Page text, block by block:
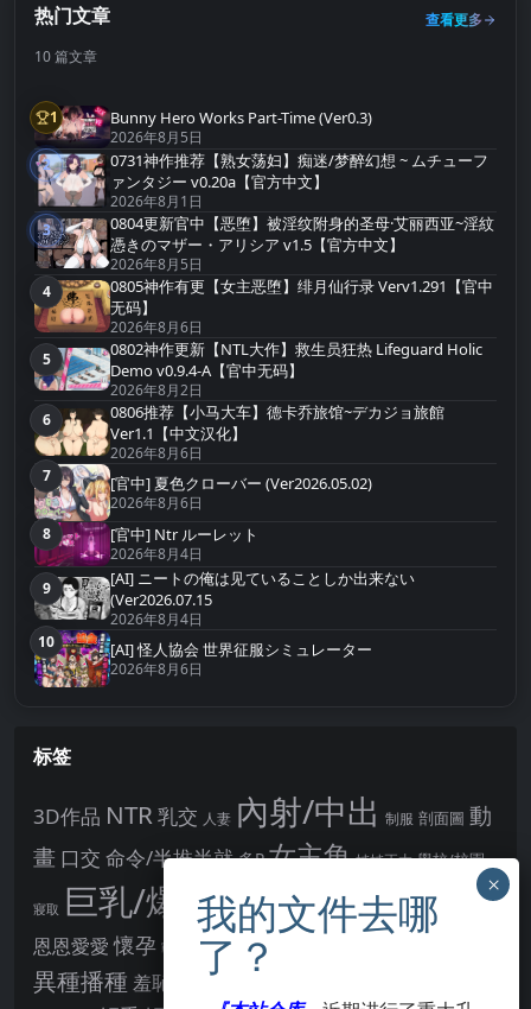
热门文章
查看更多
10 篇文章
第1名
1 Bunny Hero Works Part-Time (Ver0.3)
2026年8月5日
第2名
2
0731神作推荐【熟女荡妇】痴迷/梦醉幻想 ~ ムチューフ
ァンタジー v0.20a【官方中文】
2026年8月1日
第3名
3
0804更新官中【恶堕】被淫纹附身的圣母·艾丽西亚~淫紋
憑きのマザー・アリシア v1.5【官方中文】
2026年8月5日
第4名
4
0805神作有更【女主恶堕】绯月仙行录 Verv1.291【官中
无码】
2026年8月6日
第5名
5
0802神作更新【NTL大作】救生员狂热 Lifeguard Holic
Demo v0.9.4-A【官中无码】
2026年8月2日
第6名
6
0806推荐【小马大车】德卡乔旅馆~デカジョ旅館
Ver1.1【中文汉化】
2026年8月6日
第7名
7 [官中] 夏色クローバー (Ver2026.05.02)
2026年8月6日
第8名
8 [官中] Ntr ルーレット
2026年8月4日
第9名
9
[AI] ニートの俺は见ていることしか出来ない
(Ver2026.07.15
2026年8月4日
第10名
10 [AI] 怪人協会 世界征服シミュレーター
2026年8月6日
标签
3D作品 NTR乳交 人妻 內射/中出 制服 剖面圖 動
畫 口交 命令/半推半就 多P 女主角 姊姊正太 學校/校園
寢取 巨乳/爆乳幻想 強制你播種 強制播種
恩恩愛愛 懷孕 戰鬥H 拘束 教育 男主角
異種播種 羞恥/恥辱 羞辱